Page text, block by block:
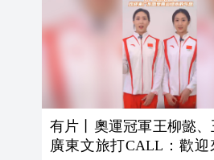
有片丨奧運冠軍王柳懿
廣東文旅打CALL：歡迎